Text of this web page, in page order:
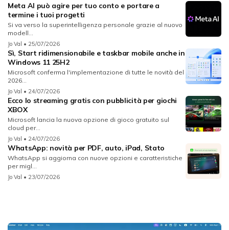
Meta AI può agire per tuo conto e portare a
termine i tuoi progetti
Si va verso la superintelligenza personale grazie al nuovo
modell...
Jo Val • 25/07/2026
Sì, Start ridimensionabile e taskbar mobile anche in
Windows 11 25H2
Microsoft conferma l'implementazione di tutte le novità del
2026...
Jo Val • 24/07/2026
Ecco lo streaming gratis con pubblicità per giochi
XBOX
Microsoft lancia la nuova opzione di gioco gratuito sul
cloud per...
Jo Val • 24/07/2026
WhatsApp: novità per PDF, auto, iPad, Stato
WhatsApp si aggiorna con nuove opzioni e caratteristiche
per migl...
Jo Val • 23/07/2026